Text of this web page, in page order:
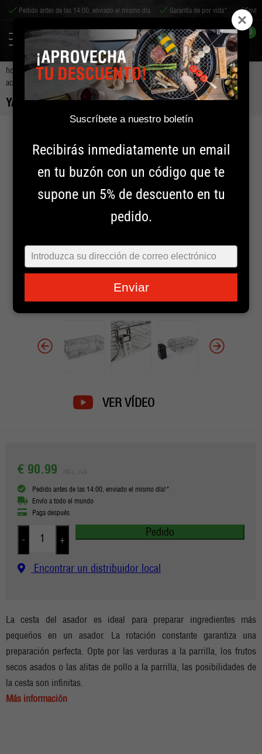
Pedido antes de las 14:00, enviado el mismo día. Garantía de por vida* Envío
0
home accesorios
accesorios para barbacoas
accesorios para asador
yakiniku cesta de asado
YAKINIKU CESTA DE ASADO
VER VÍDEO
€ 90.99
Pedido antes de las 14:00, enviado el mismo día!*
Envío a todo el mundo
Paga después
- +
Pedido
Encontrar un distribuidor local
La cesta del asador es ideal para preparar ingredientes más
pequeños en un asador. La rotación constante garantiza una
preparación perfecta. Opte por las verduras a la parrilla, los frutos
secos asados o las alitas de pollo a la parrilla, las posibilidades de
la cesta son infinitas.
Más información
Suscríbete a nuestro boletín
Recibirás inmediatamente un email
en tu buzón con un código que te
supone un 5% de descuento en tu
pedido.
Typ
je
in
Enviar